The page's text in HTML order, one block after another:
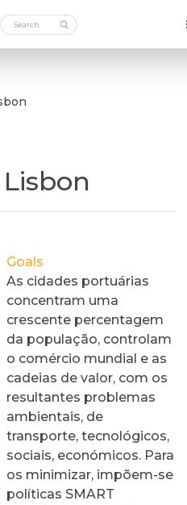
Goals
As cidades portuárias
concentram uma
crescente percentagem
da população, controlam
o comércio mundial e as
cadeias de valor, com os
resultantes problemas
ambientais, de
transporte, tecnológicos,
sociais, económicos. Para
os minimizar, impõem-se
políticas SMART